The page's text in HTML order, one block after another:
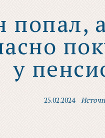
попал,
у
25.02.2024